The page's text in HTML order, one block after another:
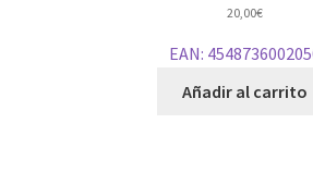
20,00€
EAN:
Añadir al carrito